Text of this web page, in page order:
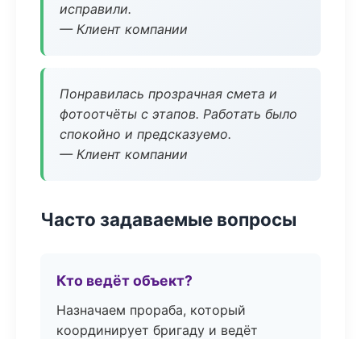
исправили.
— Клиент компании
Понравилась прозрачная смета и
фотоотчёты с этапов. Работать было
спокойно и предсказуемо.
— Клиент компании
Часто задаваемые вопросы
Кто ведёт объект?
Назначаем прораба, который
координирует бригаду и ведёт